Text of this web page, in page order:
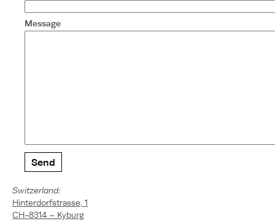
Message
Switzerland:
Hinterdorfstrasse, 1
CH-8314 – Kyburg